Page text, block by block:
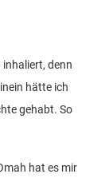
denn
hätte ich
gehabt. So
hat es mir